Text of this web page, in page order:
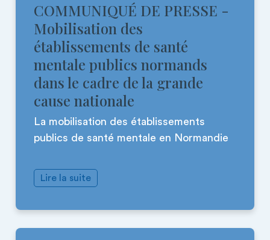
COMMUNIQUÉ DE PRESSE -
Mobilisation des
établissements de santé
mentale publics normands
dans le cadre de la grande
cause nationale
La mobilisation des établissements
publics de santé mentale en Normandie
Lire la suite